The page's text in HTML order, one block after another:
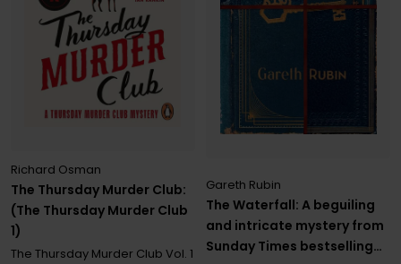
The Thursday Murder Club:
(The Thursday Murder Club
1)
Richard Osman
The Thursday Murder Club Vol. 1
The Waterfall: A beguiling
and intricate mystery from
Sunday Times bestselling
Gareth Rubin